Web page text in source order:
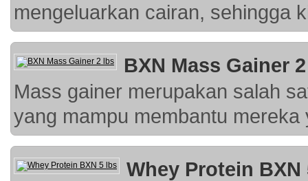
mengeluarkan cairan, sehingga
BXN Mass Gainer
Mass gainer merupakan salah
yang mampu membantu
Whey Protein BXN